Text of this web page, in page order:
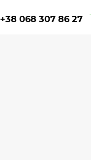
Про насГарантія
+38 068 307 86 27